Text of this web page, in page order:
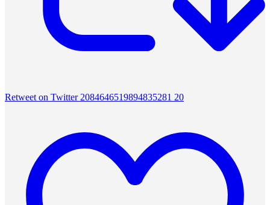
Retweet on Twitter 2084646519894835281 20